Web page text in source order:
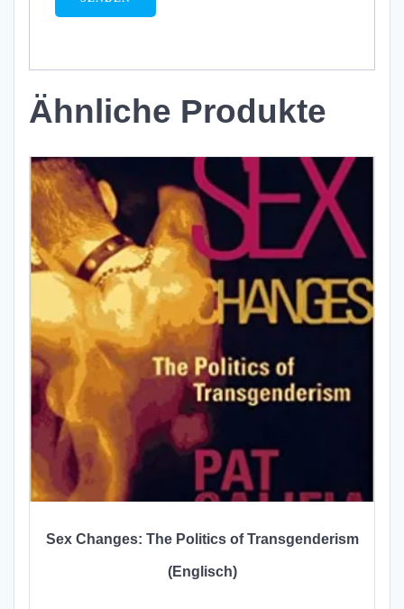
Ähnliche Produkte
Sex Changes: The Politics of Transgenderism
(Englisch)